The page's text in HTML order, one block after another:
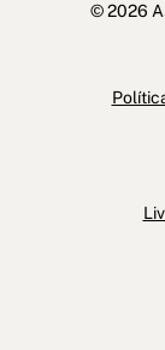
© 2026